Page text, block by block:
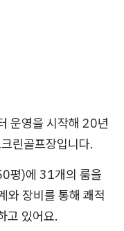
운영을 시작해 20년
린골프장입니다.
평)에 31개의 룸을
와 장비를 통해 쾌적
고 있어요.